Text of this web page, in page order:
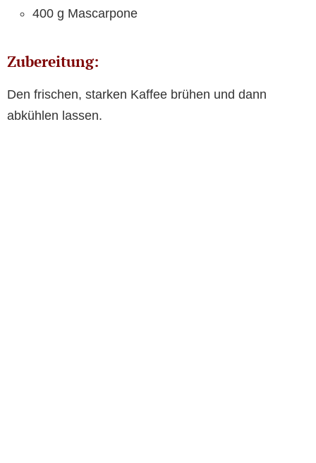
400 g Mascarpone
Zubereitung:
Den frischen, starken Kaffee brühen und dann
abkühlen lassen.